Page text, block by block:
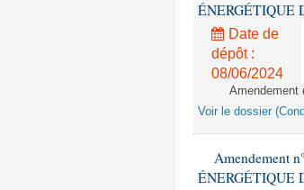
ÉNERGÉTIQUE
Date de
dépôt :
08/06/2024
Amendement
Voir le dossier
Amendement
ÉNERGÉTIQUE